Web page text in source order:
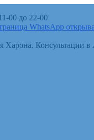
00 до 22-00
WhatsApp
Харона. Консультации